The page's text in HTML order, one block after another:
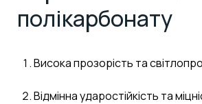
полікарбонату
Висока прозорість та
Відмінна ударостійкість та